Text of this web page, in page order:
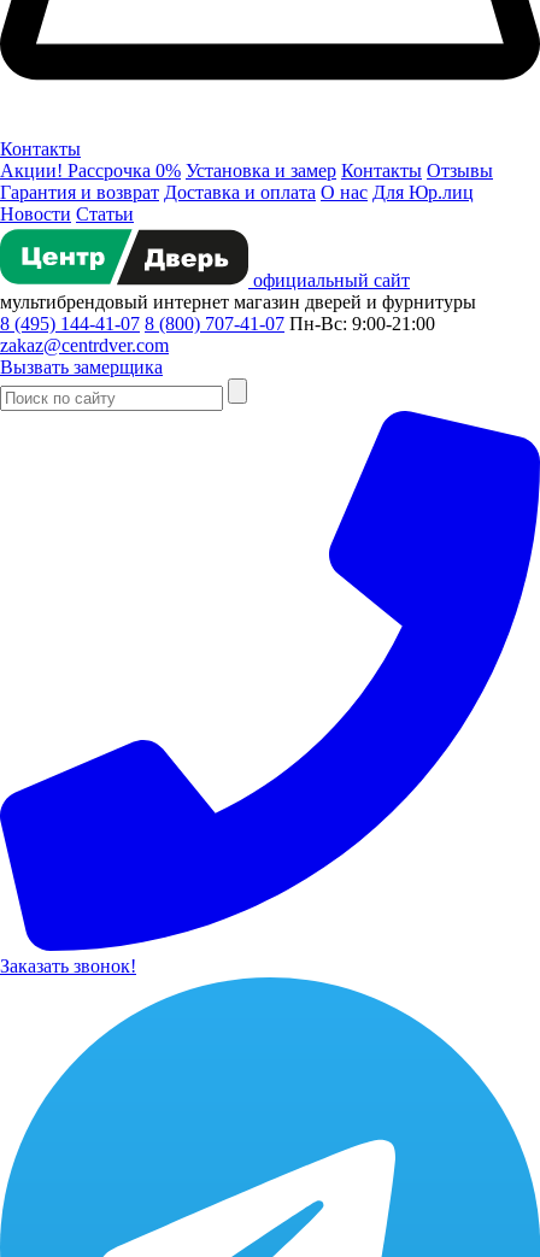
Контакты
Акции! Рассрочка 0% Установка и замер Контакты Отзывы
Гарантия и возврат Доставка и оплата О нас Для Юр.лиц
Новости Статьи
официальный сайт
мультибрендовый интернет магазин дверей и фурнитуры
8 (495) 144-41-07 8 (800) 707-41-07 Пн-Вс: 9:00-21:00
zakaz@centrdver.com
Вызвать замерщика
Заказать звонок!